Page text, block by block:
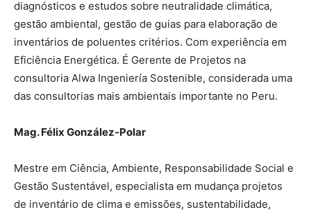
diagnósticos e estudos sobre neutralidade climática,
gestão ambiental, gestão de guias para elaboração de
inventários de poluentes critérios. Com experiência em
Eficiência Energética. É Gerente de Projetos na
consultoria Alwa Ingeniería Sostenible, considerada uma
das consultorias mais ambientais importante no Peru.
Mag. Félix González-Polar
Mestre em Ciência, Ambiente, Responsabilidade Social e
Gestão Sustentável, especialista em mudança projetos
de inventário de clima e emissões, sustentabilidade,